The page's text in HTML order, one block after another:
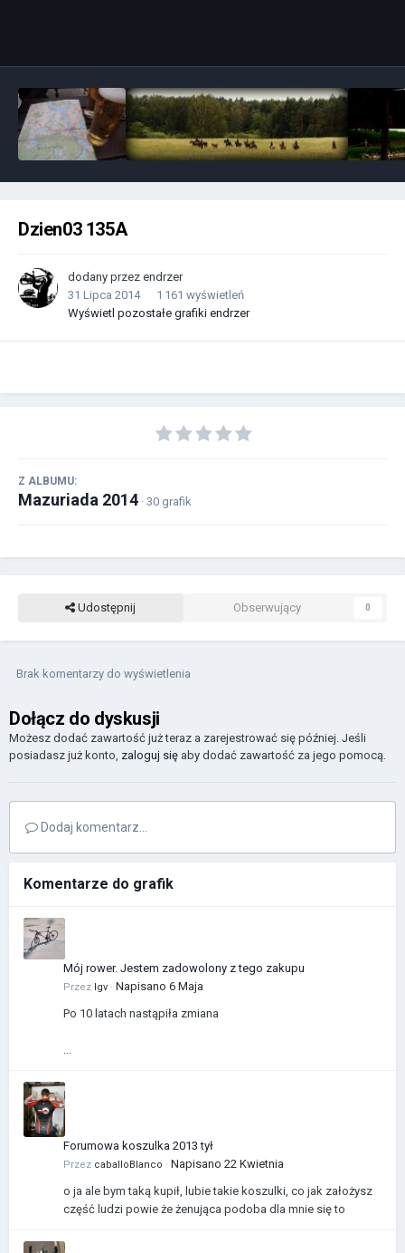
Dzien03 135A
dodany przez endrzer
31 Lipca 2014
1 161 wyświetleń
Wyświetl pozostałe grafiki endrzer
Z ALBUMU:
Mazuriada 2014 · 30 grafik
Udostępnij Obserwujący 0
Brak komentarzy do wyświetlenia
Dołącz do dyskusji
Możesz dodać zawartość już teraz a zarejestrować się później. Jeśli
posiadasz już konto, zaloguj się aby dodać zawartość za jego pomocą.
Dodaj komentarz...
Komentarze do grafik
Mój rower. Jestem zadowolony z tego zakupu
Przez Igv · Napisano 6 Maja
Po 10 latach nastąpiła zmiana
Forumowa koszulka 2013 tył
Przez caballoBlanco · Napisano 22 Kwietnia
o ja ale bym taką kupił, lubie takie koszulki, co jak założysz
część ludzi powie że żenująca podoba dla mnie się to